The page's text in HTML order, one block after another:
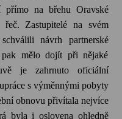
přímo na břehu Oravské
řeč. Zastupitelé na svém
návrh partnerské
mělo dojít při nějaké
je zahrnuto oficiální
s výměnnými pobyty
obnovu přivítala nejvíce
byla i oslovena ohledně